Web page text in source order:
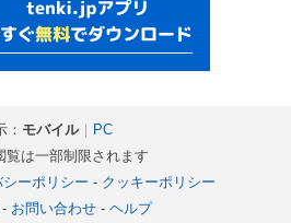
： モバイル｜ PC
は一部制限されます
ーポリシー - クッキーポリシー
お問い合わせ- ヘルプ